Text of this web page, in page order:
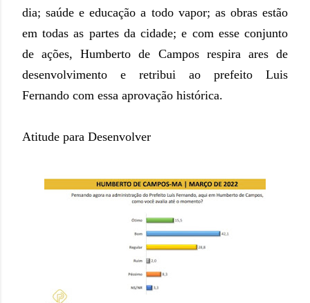
dia; saúde e educação a todo vapor; as obras estão
em todas as partes da cidade; e com esse conjunto
de ações, Humberto de Campos respira ares de
desenvolvimento e retribui ao prefeito Luis
Fernando com essa aprovação histórica.
Atitude para Desenvolver